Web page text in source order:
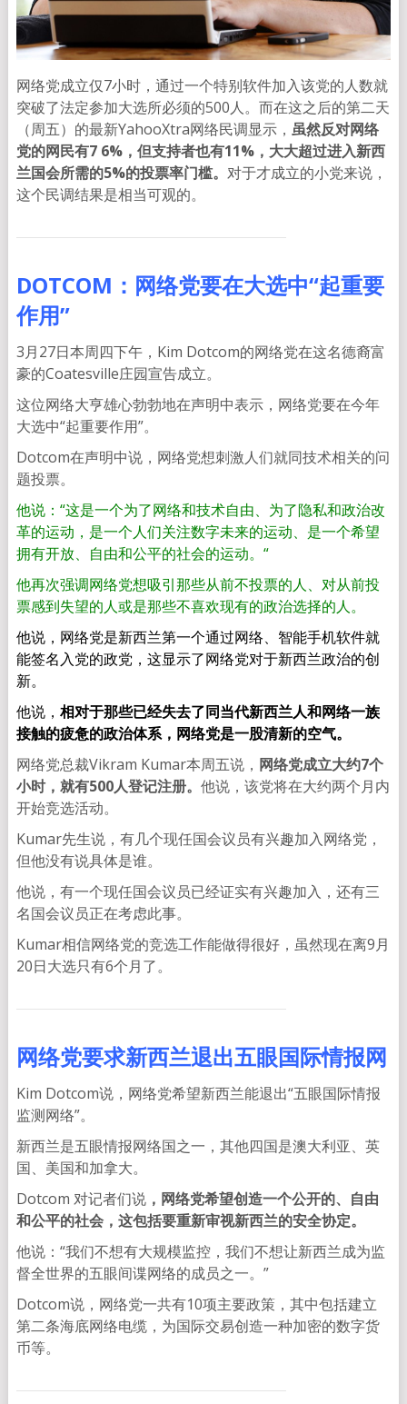
网络党成立仅7小时，通过一个特别软件加入该党的人数就
突破了法定参加大选所必须的500人。而在这之后的第二天
（周五）的最新YahooXtra网络民调显示， 虽然反对网络
党的网民有7 6%，但支持者也有11%，大大超过进入新西
兰国会所需的5%的投票率门槛。 对于才成立的小党来说，
这个民调结果是相当可观的。
DOTCOM：网络党要在大选中“起重要
作用”
3月27日本周四下午，Kim Dotcom的网络党在这名德裔富
豪的Coatesville庄园宣告成立。
这位网络大亨雄心勃勃地在声明中表示，网络党要在今年
大选中“起重要作用”。
Dotcom在声明中说，网络党想刺激人们就同技术相关的问
题投票。
他说：“这是一个为了网络和技术自由、为了隐私和政治改
革的运动，是一个人们关注数字未来的运动、是一个希望
拥有开放、自由和公平的社会的运动。“
他再次强调网络党想吸引那些从前不投票的人、对从前投
票感到失望的人或是那些不喜欢现有的政治选择的人。
他说，网络党是新西兰第一个通过网络、智能手机软件就
能签名入党的政党，这显示了网络党对于新西兰政治的创
新。
他说， 相对于那些已经失去了同当代新西兰人和网络一族
接触的疲惫的政治体系，网络党是一股清新的空气。
网络党总裁Vikram Kumar本周五说， 网络党成立大约7个
小时，就有500人登记注册。 他说，该党将在大约两个月内
开始竞选活动。
Kumar先生说，有几个现任国会议员有兴趣加入网络党，
但他没有说具体是谁。
他说，有一个现任国会议员已经证实有兴趣加入，还有三
名国会议员正在考虑此事。
Kumar相信网络党的竞选工作能做得很好，虽然现在离9月
20日大选只有6个月了。
网络党要求新西兰退出五眼国际情报网
Kim Dotcom说，网络党希望新西兰能退出“五眼国际情报
监测网络”。
新西兰是五眼情报网络国之一，其他四国是澳大利亚、英
国、美国和加拿大。
Dotcom 对记者们说，网络党希望创造一个公开的、自由
和公平的社会，这包括要重新审视新西兰的安全协定。
他说：“我们不想有大规模监控，我们不想让新西兰成为监
督全世界的五眼间谍网络的成员之一。”
Dotcom说，网络党一共有10项主要政策，其中包括建立
第二条海底网络电缆，为国际交易创造一种加密的数字货
币等。